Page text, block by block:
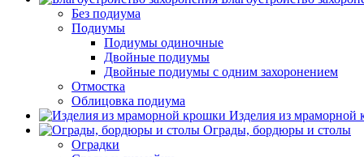
Без подиума
Подиумы
Подиумы одиночные
Двойные подиумы
Двойные подиумы с одним захоронением
Отмостка
Облицовка подиума
Изделия из мраморной
Ограды, бордюры и столы
Оградки